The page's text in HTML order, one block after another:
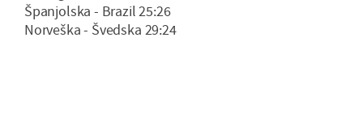
Španjolska - Brazil 25:26
Norveška - Švedska 29:24